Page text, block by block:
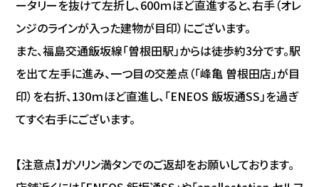
ータリーを抜けて左折し、600ｍほど直進すると、右手（オレ
ンジのラインが入った建物が目印）にございます。
また、福島交通飯坂線「曽根田駅」からは徒歩約3分です。駅
を出て左手に進み、一つ目の交差点（「峰亀 曽根田店」が目
印）を右折、130ｍほど直進し、「ENEOS 飯坂通SS」を過ぎ
てすぐ右手にございます。
【注意点】ガソリン満タンでのご返却をお願いしております。